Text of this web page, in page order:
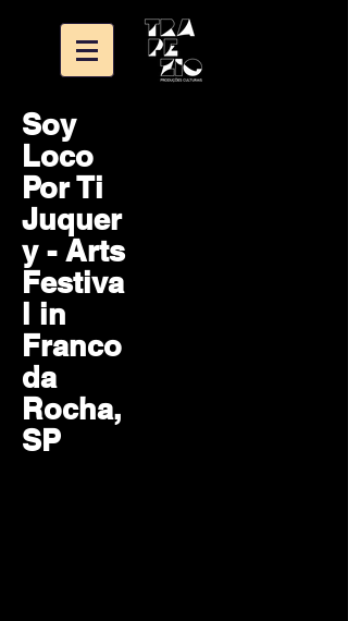
Soy
Loco
Por Ti
Juquer
y - Arts
Festiva
l in
Franco
da
Rocha,
SP